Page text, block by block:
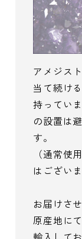
アメジス
当て続け
持ってい
の設置は
す。
（通常使
はございま
お届けさ
原産地に